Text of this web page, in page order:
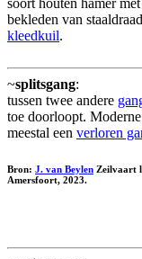
soort houten hamer
bekleden van
kleedkuil.
~splitsgang:
tussen twee andere
toe doorloopt.
meestal een verloren
Bron: J. van Beylen Zeilvaart
Amersfoort, 2023.